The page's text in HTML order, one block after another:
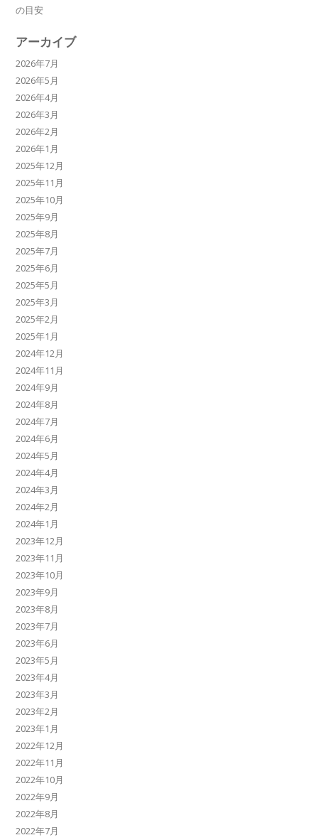
の目安
アーカイブ
2026年7月
2026年5月
2026年4月
2026年3月
2026年2月
2026年1月
2025年12月
2025年11月
2025年10月
2025年9月
2025年8月
2025年7月
2025年6月
2025年5月
2025年3月
2025年2月
2025年1月
2024年12月
2024年11月
2024年9月
2024年8月
2024年7月
2024年6月
2024年5月
2024年4月
2024年3月
2024年2月
2024年1月
2023年12月
2023年11月
2023年10月
2023年9月
2023年8月
2023年7月
2023年6月
2023年5月
2023年4月
2023年3月
2023年2月
2023年1月
2022年12月
2022年11月
2022年10月
2022年9月
2022年8月
2022年7月